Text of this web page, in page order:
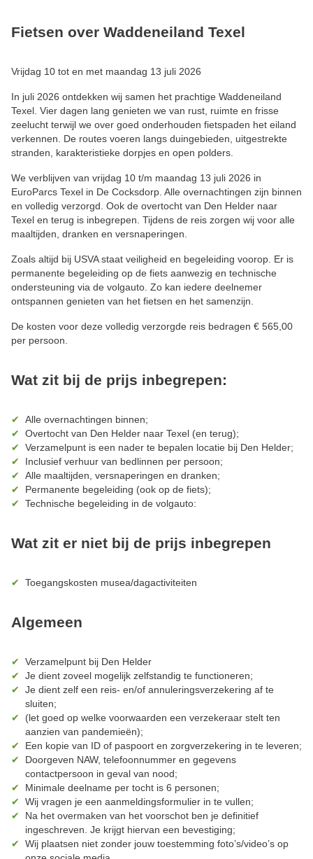
Fietsen over Waddeneiland Texel
Vrijdag 10 tot en met maandag 13 juli 2026
In juli 2026 ontdekken wij samen het prachtige Waddeneiland
Texel. Vier dagen lang genieten we van rust, ruimte en frisse
zeelucht terwijl we over goed onderhouden fietspaden het eiland
verkennen. De routes voeren langs duingebieden, uitgestrekte
stranden, karakteristieke dorpjes en open polders.
We verblijven van vrijdag 10 t/m maandag 13 juli 2026 in
EuroParcs Texel in De Cocksdorp. Alle overnachtingen zijn binnen
en volledig verzorgd. Ook de overtocht van Den Helder naar
Texel en terug is inbegrepen. Tijdens de reis zorgen wij voor alle
maaltijden, dranken en versnaperingen.
Zoals altijd bij USVA staat veiligheid en begeleiding voorop. Er is
permanente begeleiding op de fiets aanwezig en technische
ondersteuning via de volgauto. Zo kan iedere deelnemer
ontspannen genieten van het fietsen en het samenzijn.
De kosten voor deze volledig verzorgde reis bedragen € 565,00
per persoon.
Wat zit bij de prijs inbegrepen:
Alle overnachtingen binnen;
Overtocht van Den Helder naar Texel (en terug);
Verzamelpunt is een nader te bepalen locatie bij Den Helder;
Inclusief verhuur van bedlinnen per persoon;
Alle maaltijden, versnaperingen en dranken;
Permanente begeleiding (ook op de fiets);
Technische begeleiding in de volgauto:
Wat zit er niet bij de prijs inbegrepen
Toegangskosten musea/dagactiviteiten
Algemeen
Verzamelpunt bij Den Helder
Je dient zoveel mogelijk zelfstandig te functioneren;
Je dient zelf een reis- en/of annuleringsverzekering af te
sluiten;
(let goed op welke voorwaarden een verzekeraar stelt ten
aanzien van pandemieën);
Een kopie van ID of paspoort en zorgverzekering in te leveren;
Doorgeven NAW, telefoonnummer en gegevens
contactpersoon in geval van nood;
Minimale deelname per tocht is 6 personen;
Wij vragen je een aanmeldingsformulier in te vullen;
Na het overmaken van het voorschot ben je definitief
ingeschreven. Je krijgt hiervan een bevestiging;
Wij plaatsen niet zonder jouw toestemming foto’s/video’s op